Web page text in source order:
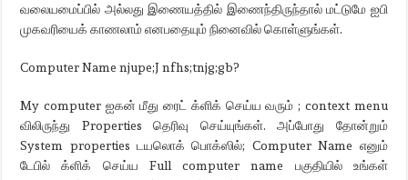
வலையமைப்பில் அல்லது இணையத்தில் இணைந்திருந்தால் மட்டுமே ஐபி
முகவரியைக் காணலாம் எனபதையும் நினைவில் கொள்ளுங்கள்.
Computer Name njupe;J nfhs;tnjg;gb?
My computer ஐகன் மீது ரைட் க்ளிக் செய்ய வரும் ; context menu
விலிருந்து Properties தெரிவு செய்யுங்கள். அப்போது தோன்றும்
System properties டயலொக் பொக்ஸில்; Computer Name எனும்
டேபில் க்ளிக் செய்ய Full computer name பகுதியில் உங்கள்